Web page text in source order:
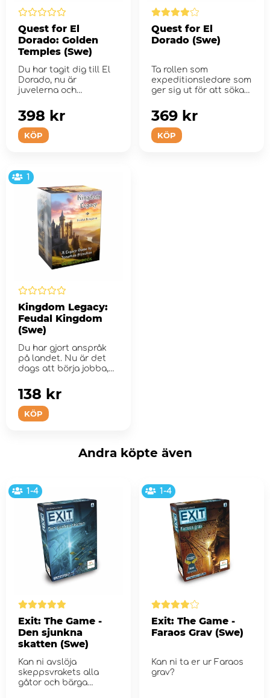
Quest for El
Dorado: Golden
Temples (Swe)
Du har tagit dig till El
Dorado, nu är
juvelerna och
inom r...
KÖP
398 kr
Quest for El
Dorado (Swe)
Ta rollen som
expeditionsledare som
ger sig ut för att söka
KÖP
369 kr
1
Kingdom Legacy:
Feudal Kingdom
(Swe)
Du har gjort anspråk
på landet. Nu är det
dags att börja jobba,
KÖP
138 kr
Andra köpte även
1-4
Exit: The Game -
Den sjunkna
skatten (Swe)
Kan ni avslöja
skeppsvrakets alla
gåtor och bärga
1-4
Exit: The Game -
Faraos Grav (Swe)
Kan ni ta er ur Faraos
grav?